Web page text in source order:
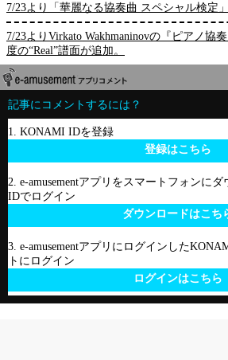
7/23より「華麗なる協奏曲 スペシャル検定」
7/23よりVirkato Wakhmaninovの『ピアノ協
度の“Real”譜面が追加。
記事にコメントするには？
1. KONAMI IDを登録
登録はこちら
2. e-amusementアプリをスマートフォンに
IDでログイン
ダウンロードはこち
3. e-amusementアプリにログインした
トにログイン
ログインはこちら